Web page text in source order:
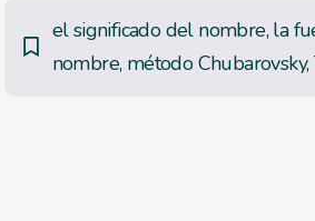
el significado del nombre,la
nombre, método Chubarovsky,